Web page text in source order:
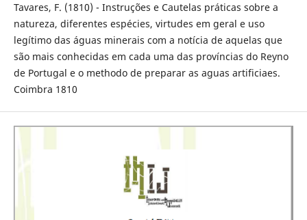
Tavares, F. (1810) - Instruções e Cautelas práticas sobre a
natureza, diferentes espécies, virtudes em geral e uso
legítimo das águas minerais com a notícia de aquelas que
são mais conhecidas em cada uma das províncias do Reyno
de Portugal e o methodo de preparar as aguas artificiaes.
Coimbra 1810